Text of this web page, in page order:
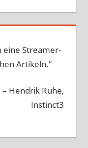
eine Streamer-
Artikeln.“
– Hendrik Ruhe,
Instinct3